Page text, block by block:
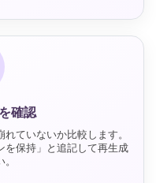
確認
ていないか比較します。
を保持」と追記して再生成